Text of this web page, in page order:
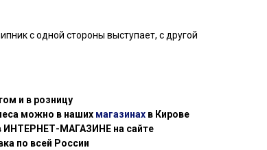
с одной стороны выступает, с другой
и в розницу
можно в наших магазинах в Кирове
ИНТЕРНЕТ-МАГАЗИНЕ на сайте
по всей России